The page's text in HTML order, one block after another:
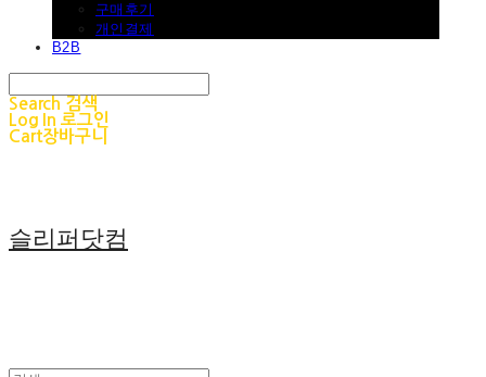
구매후기
개인결제
B2B
Search 검색
Log In 로그인
Cart장바구니
슬리퍼닷컴